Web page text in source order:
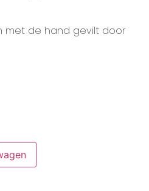
met de hand gevilt door